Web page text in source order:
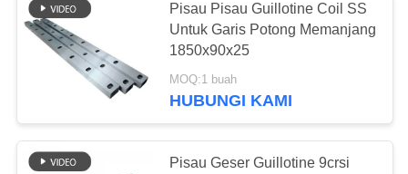
TUR
PABRIK
KONTROL
KUALITAS
Pisau Pisau Guillotine Coil SS
Untuk Garis Potong Memanjang
1850x90x25
MOQ:1 buah
HUBUNGI KAMI
Pisau Geser Guillotine 9crsi